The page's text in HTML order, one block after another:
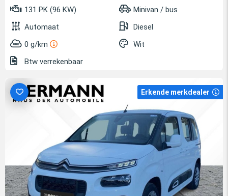
131 PK (96 KW)
Minivan / bus
Automaat
Diesel
0 g/km
Wit
Btw verrekenbaar
Erkende merkdealer